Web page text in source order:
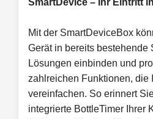
Mit der SmartDeviceBox
Gerät in bereits bestehende
Lösungen einbinden und
zahlreichen Funktionen, die
vereinfachen. So erinnert
integrierte BottleTimer Ihrer